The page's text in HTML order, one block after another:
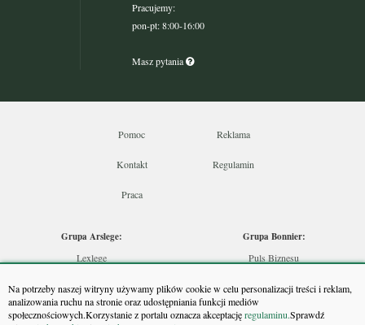
Na potrzeby naszej witryny używamy plików cookie w celu personalizacji treści i reklam,
analizowania ruchu na stronie oraz udostępniania funkcji mediów
społecznościowych.Korzystanie z portalu oznacza akceptacjęregulaminu.Sprawdź
Pracujemy:
pon-pt: 8:00-16:00
Masz pytania
Pomoc Reklama
Kontakt Regulamin
Praca
Grupa Arslege:
Lexlege
Skarbowcy
Urzędnik
Grupa Bonnier:
Puls Biznesu
Puls Medycyny
Monitor Firm